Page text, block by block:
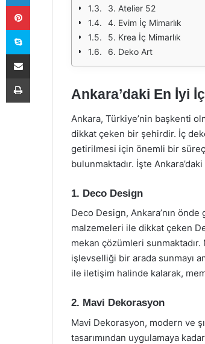
3. Atelier 52
4. Evim İç Mimarlık
5. Krea İç Mimarlık
6. Deko Art
Ankara’daki En İyi
Ankara, Türkiye’nin başkenti
dikkat çeken bir şehirdir. İç
getirilmesi için önemli bir
bulunmaktadır. İşte
1. Deco Design
Deco Design, Ankara’nın
malzemeleri ile dikkat çeken
mekan çözümleri
işlevselliği bir arada sunmayı
ile iletişim halinde kalarak,
2. Mavi Dekorasyon
Mavi Dekorasyon, modern ve
tasarımından uygulamaya
Pinterest
Skype
E-Posta ile paylaş